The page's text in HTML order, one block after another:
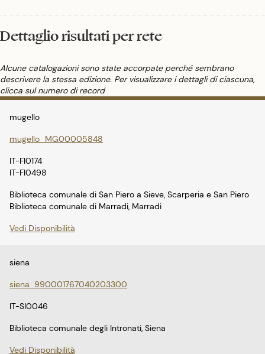
Dettaglio risultati per rete
Alcune catalogazioni sono state accorpate perché sembrano
descrivere la stessa edizione. Per visualizzare i dettagli di ciascuna,
clicca sul numero di record
mugello
mugello_MG00005848
IT-FI0174
IT-FI0498
Biblioteca comunale di San Piero a Sieve, Scarperia e San Piero
Biblioteca comunale di Marradi, Marradi
Vedi Disponibilità
siena
siena_990001767040203300
IT-SI0046
Biblioteca comunale degli Intronati, Siena
Vedi Disponibilità